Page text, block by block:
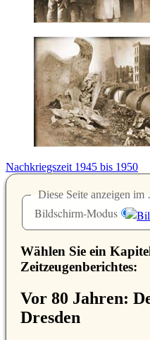
Nachkriegszeit 1945 bis 1950
Diese Seite anzeigen
Bildschirm-Modus
Wählen Sie ein
Zeitzeugenberichtes:
Vor 80 Jahren:
Dresden